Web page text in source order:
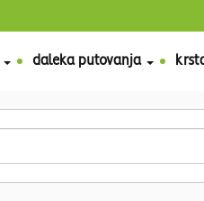
daleka putovanja